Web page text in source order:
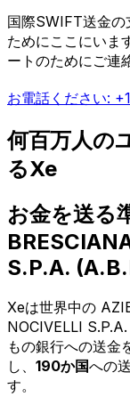
国際SWIFT送金の
ためにここにいま
ートのためにご連
お電話ください:
何百万人の
るXe
お金を送る
S.P.A.
Xeは世界中の
NOCIVELLI
もの銀行への送金
し、 190か国への
す。